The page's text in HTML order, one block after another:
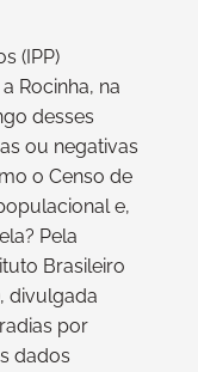
(IPP)
Rocinha, na
desses
ou negativas
o Censo de
e,
Pela
Brasileiro
divulgada
por
dados